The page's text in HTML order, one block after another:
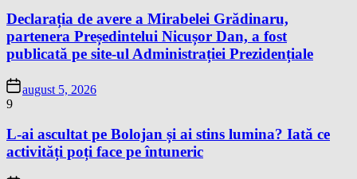
Declarația de avere a Mirabelei Grădinaru,
partenera Președintelui Nicușor Dan, a fost
publicată pe site-ul Administrației Prezidențiale
august 5, 2026
9
L-ai ascultat pe Bolojan și ai stins lumina? Iată ce
activități poți face pe întuneric